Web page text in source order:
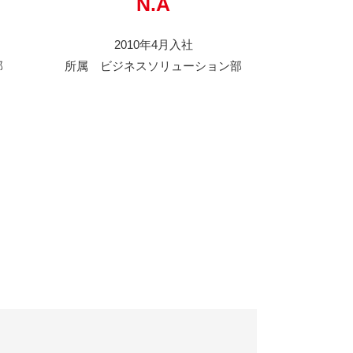
2010年4月入社
所属 ビジネスソリューション部